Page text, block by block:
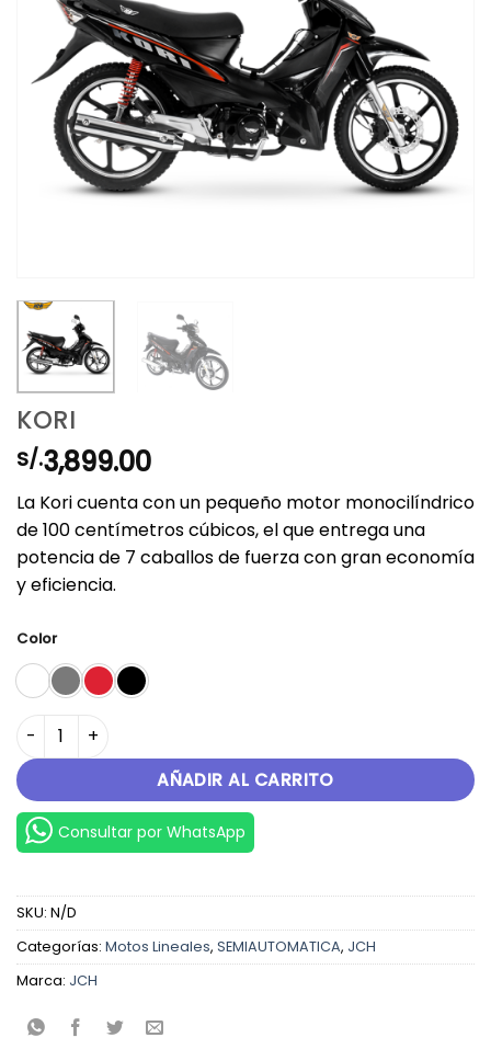
KORI
S/.3,899.00
La Kori cuenta con un pequeño motor monocilíndrico
de 100 centímetros cúbicos, el que entrega una
potencia de 7 caballos de fuerza con gran economía
y eficiencia.
Color
KORI cantidad
AÑADIR AL CARRITO
Consultar por WhatsApp
SKU: N/D
Categorías: Motos Lineales, SEMIAUTOMATICA, JCH
Marca: JCH